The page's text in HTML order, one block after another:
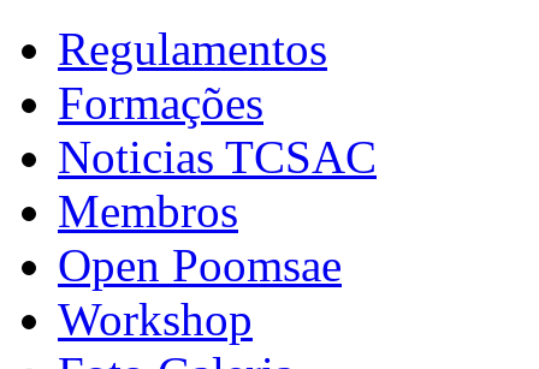
Regulamentos
Formações
Noticias TCSAC
Membros
Open Poomsae
Workshop